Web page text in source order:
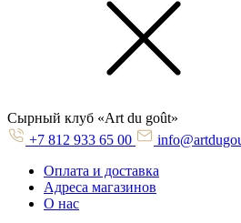
Cырный клуб «Art du goût»
+7 812 933 65 00
Оплата и доставка
Адреса магазинов
О нас